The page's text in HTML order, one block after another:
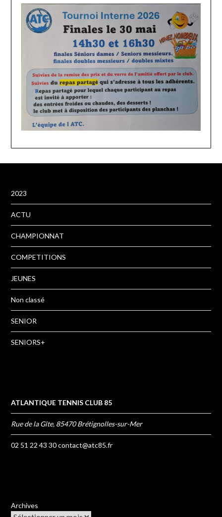
2023
ACTU
CHAMPIONNAT
COMPETITIONS
JEUNES
Non classé
SENIOR
SENIORS+
ATLANTIQUE TENNIS CLUB 85
Rue de la Gîte, 85470 Brétignolles-sur-Mer
02 51 22 43 30contact@atc85.fr
Archives